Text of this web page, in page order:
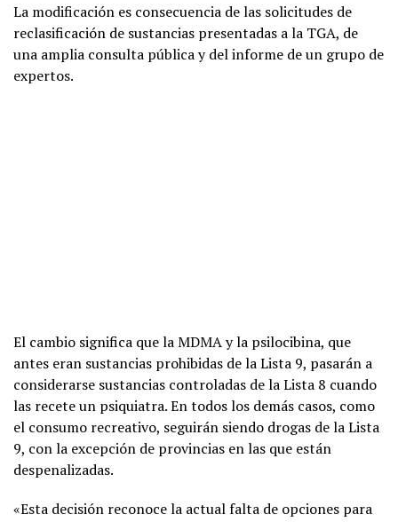
La modificación es consecuencia de las solicitudes de
reclasificación de sustancias presentadas a la TGA, de
una amplia consulta pública y del informe de un grupo de
expertos.
El cambio significa que la MDMA y la psilocibina, que
antes eran sustancias prohibidas de la Lista 9, pasarán a
considerarse sustancias controladas de la Lista 8 cuando
las recete un psiquiatra. En todos los demás casos, como
el consumo recreativo, seguirán siendo drogas de la Lista
9, con la excepción de provincias en las que están
despenalizadas.
«Esta decisión reconoce la actual falta de opciones para